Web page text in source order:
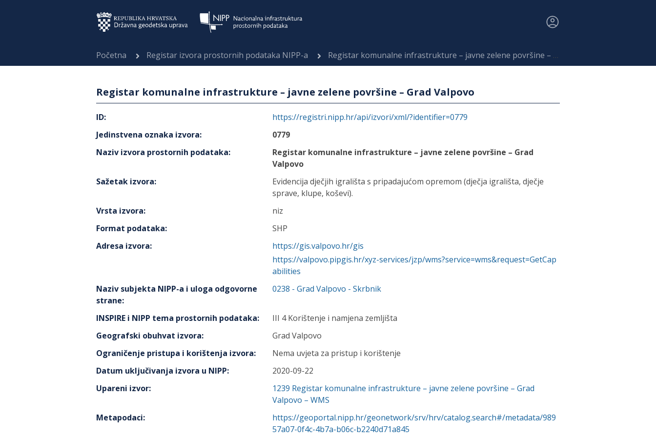
Početna Registar izvora prostornih podataka NIPP-a Registar komunalne infrastrukture – javne zelene površine – Grad Valpovo
Registar komunalne infrastrukture – javne zelene površine – Grad Valpovo
ID:
https://registri.nipp.hr/api/izvori/xml/?identifier=0779
Jedinstvena oznaka izvora:
0779
Naziv izvora prostornih podataka:
Registar komunalne infrastrukture – javne zelene površine – Grad
Valpovo
Sažetak izvora:
Evidencija dječjih igrališta s pripadajućom opremom (dječja igrališta, dječje
sprave, klupe, koševi).
Vrsta izvora:
niz
Format podataka:
SHP
Adresa izvora:
https://gis.valpovo.hr/gis
https://valpovo.pipgis.hr/xyz-services/jzp/wms?service=wms&request=GetCap
abilities
Naziv subjekta NIPP-a i uloga odgovorne
strane:
0238 - Grad Valpovo - Skrbnik
INSPIRE i NIPP tema prostornih podataka:
III 4 Korištenje i namjena zemljišta
Geografski obuhvat izvora:
Grad Valpovo
Ograničenje pristupa i korištenja izvora:
Nema uvjeta za pristup i korištenje
Datum uključivanja izvora u NIPP:
2020-09-22
Upareni izvor: 1239 Registar komunalne infrastrukture – javne zelene površine – Grad
Valpovo – WMS
Metapodaci:
https://geoportal.nipp.hr/geonetwork/srv/hrv/catalog.search#/metadata/989
57a07-0f4c-4b7a-b06c-b2240d71a845